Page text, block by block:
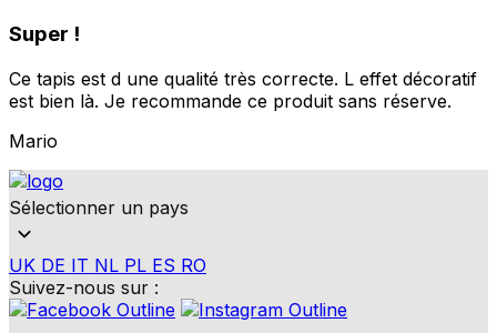
Super !
Ce tapis est d une qualité très correcte. L effet décoratif
est bien là. Je recommande ce produit sans réserve.
Mario
Sélectionner un pays
UK DE IT NL PL ES RO
Suivez-nous sur :